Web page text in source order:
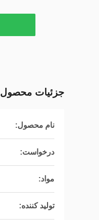
جزئیات محصول
نام محصول:
درخواست:
مواد:
تولید کننده: